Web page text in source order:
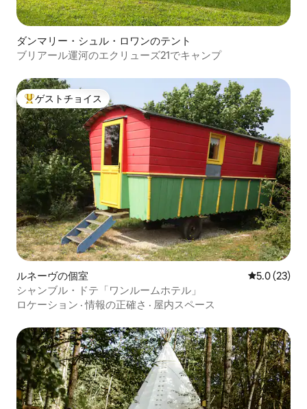
ダンマリー・シュル・ロワンのテント
ブリアール運河のエクリューズ21でキャンプ
大好評のゲストチョイスです。
ゲストチョイス
ルネーヴの個室 レビュー23
5.0 (23)
シャンブル・ドテ「ワンルームホテル」
ロケーション ·情報の正確さ · 屋内スペース